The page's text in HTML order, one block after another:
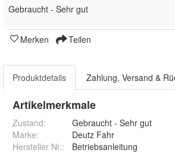
Gebraucht - Sehr gut
Merken Teilen
Produktdetails Zahlung, Versand &
Artikelmerkmale
Zustand:
Gebraucht - Sehr gut
Marke:
Deutz Fahr
Hersteller Nr.:
Betriebsanleitung